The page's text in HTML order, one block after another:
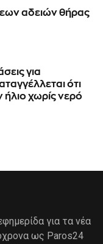
αδειών θήρας
για
ότι
χωρίς νερό
για τα νέα
ως Paros24